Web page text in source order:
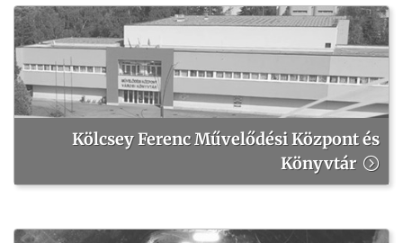
Kölcsey Ferenc Művelődési Központ és
Könyvtár